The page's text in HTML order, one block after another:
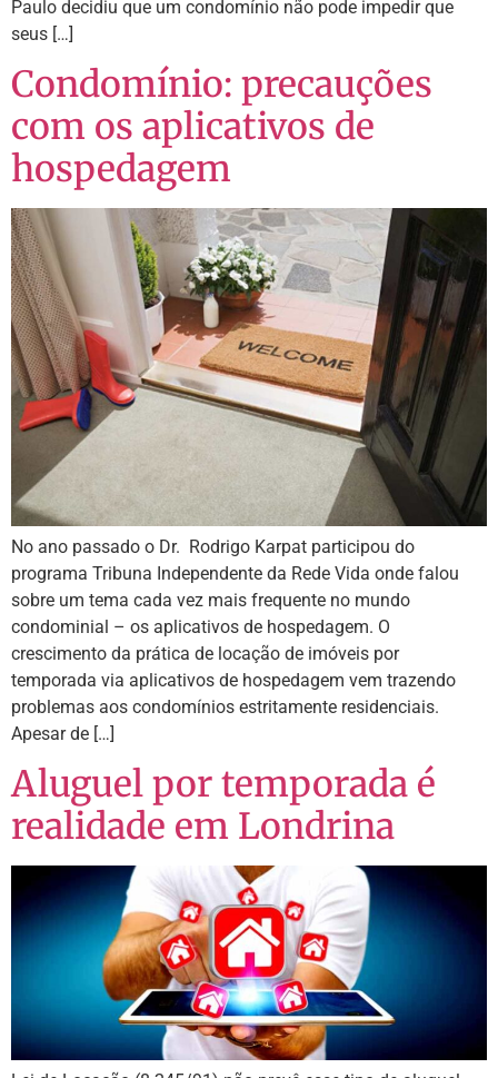
Paulo decidiu que um condomínio não pode impedir que
seus […]
Condomínio: precauções
com os aplicativos de
hospedagem
No ano passado o Dr. Rodrigo Karpat participou do
programa Tribuna Independente da Rede Vida onde falou
sobre um tema cada vez mais frequente no mundo
condominial – os aplicativos de hospedagem. O
crescimento da prática de locação de imóveis por
temporada via aplicativos de hospedagem vem trazendo
problemas aos condomínios estritamente residenciais.
Apesar de […]
Aluguel por temporada é
realidade em Londrina